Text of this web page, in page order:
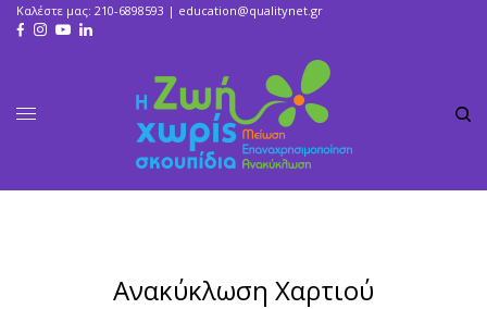
Καλέστε μας: 210-6898593 | education@qualitynet.gr
Ανακύκλωση Χαρτιού